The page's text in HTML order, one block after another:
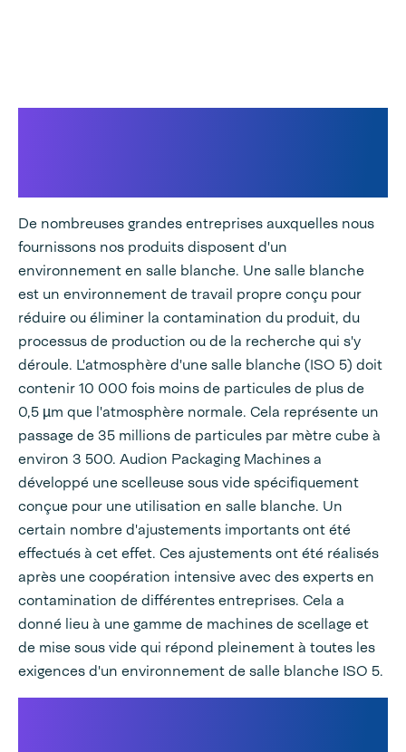
De nombreuses grandes entreprises auxquelles nous
fournissons nos produits disposent d'un
environnement en salle blanche. Une salle blanche
est un environnement de travail propre conçu pour
réduire ou éliminer la contamination du produit, du
processus de production ou de la recherche qui s'y
déroule. L'atmosphère d'une salle blanche (ISO 5) doit
contenir 10 000 fois moins de particules de plus de
0,5 µm que l'atmosphère normale. Cela représente un
passage de 35 millions de particules par mètre cube à
environ 3 500. Audion Packaging Machines a
développé une scelleuse sous vide spécifiquement
conçue pour une utilisation en salle blanche. Un
certain nombre d'ajustements importants ont été
effectués à cet effet. Ces ajustements ont été réalisés
après une coopération intensive avec des experts en
contamination de différentes entreprises. Cela a
donné lieu à une gamme de machines de scellage et
de mise sous vide qui répond pleinement à toutes les
exigences d'un environnement de salle blanche ISO 5.